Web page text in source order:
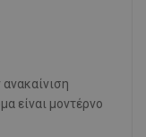
είναι μοντέρνο